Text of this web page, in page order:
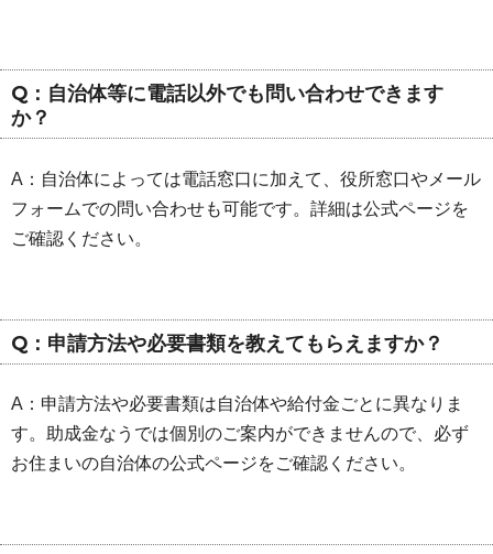
Q：自治体等に電話以外でも問い合わせできます
か？
A：自治体によっては電話窓口に加えて、役所窓口やメール
フォームでの問い合わせも可能です。詳細は公式ページを
ご確認ください。
Q：申請方法や必要書類を教えてもらえますか？
A：申請方法や必要書類は自治体や給付金ごとに異なりま
す。助成金なうでは個別のご案内ができませんので、必ず
お住まいの自治体の公式ページをご確認ください。